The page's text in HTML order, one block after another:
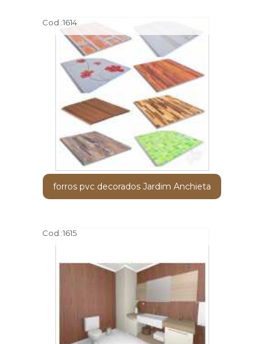
Cod.:1614
forros pvc decorados Jardim Anchieta
Cod.:1615